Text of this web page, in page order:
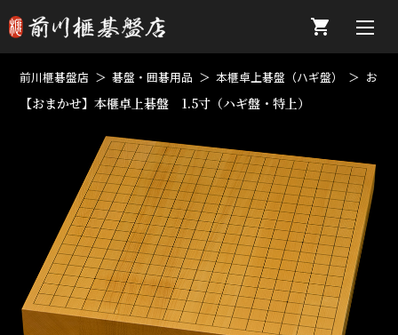
前川榧碁盤店 碁盤・囲碁用品 本榧卓上碁盤（ハギ盤） おま
【おまかせ】本榧卓上碁盤 1.5寸（ハギ盤・特上）